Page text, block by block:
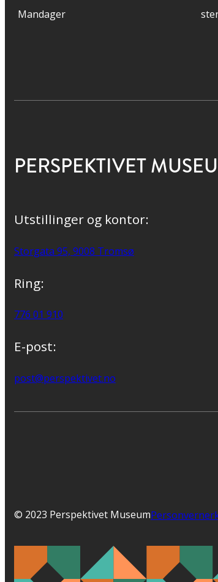
Mandager
PERSPEKTIVET
Utstillinger og kontor:
Storgata 95, 9008 Tromsø
Ring:
776 01 910
E-post:
post@perspektivet.no
© 2023 Perspektivet Museum